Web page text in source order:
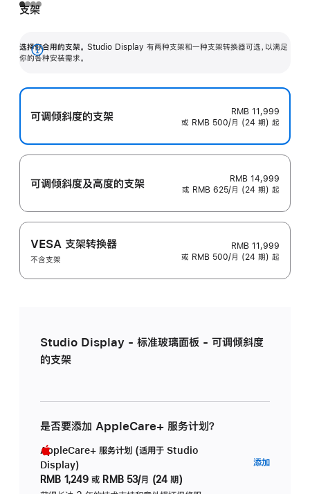
支架
选择你合用的支架。 Studio Display 有两种支架和一种支架转换器可选，以满足
你的各种安装需求。
展
可调倾斜度的支架
RMB 11,999
或 RMB 500/月 (24 期) 起
可调倾斜度及高‍度的支‍架
RMB 14,999
或 RMB 625/月 (24 期) 起
VESA 支架转换器
不含支架
RMB 11,999
或 RMB 500/月 (24 期) 起
Studio Display - 标准玻璃面板 - 可调倾斜度
的支架
是否要添加 AppleCare+ 服务计划？
AppleCare+ 服务计划 (适用于 Studio
Display)
RMB 1,249 或 RMB 53/月 (24 期)
添加